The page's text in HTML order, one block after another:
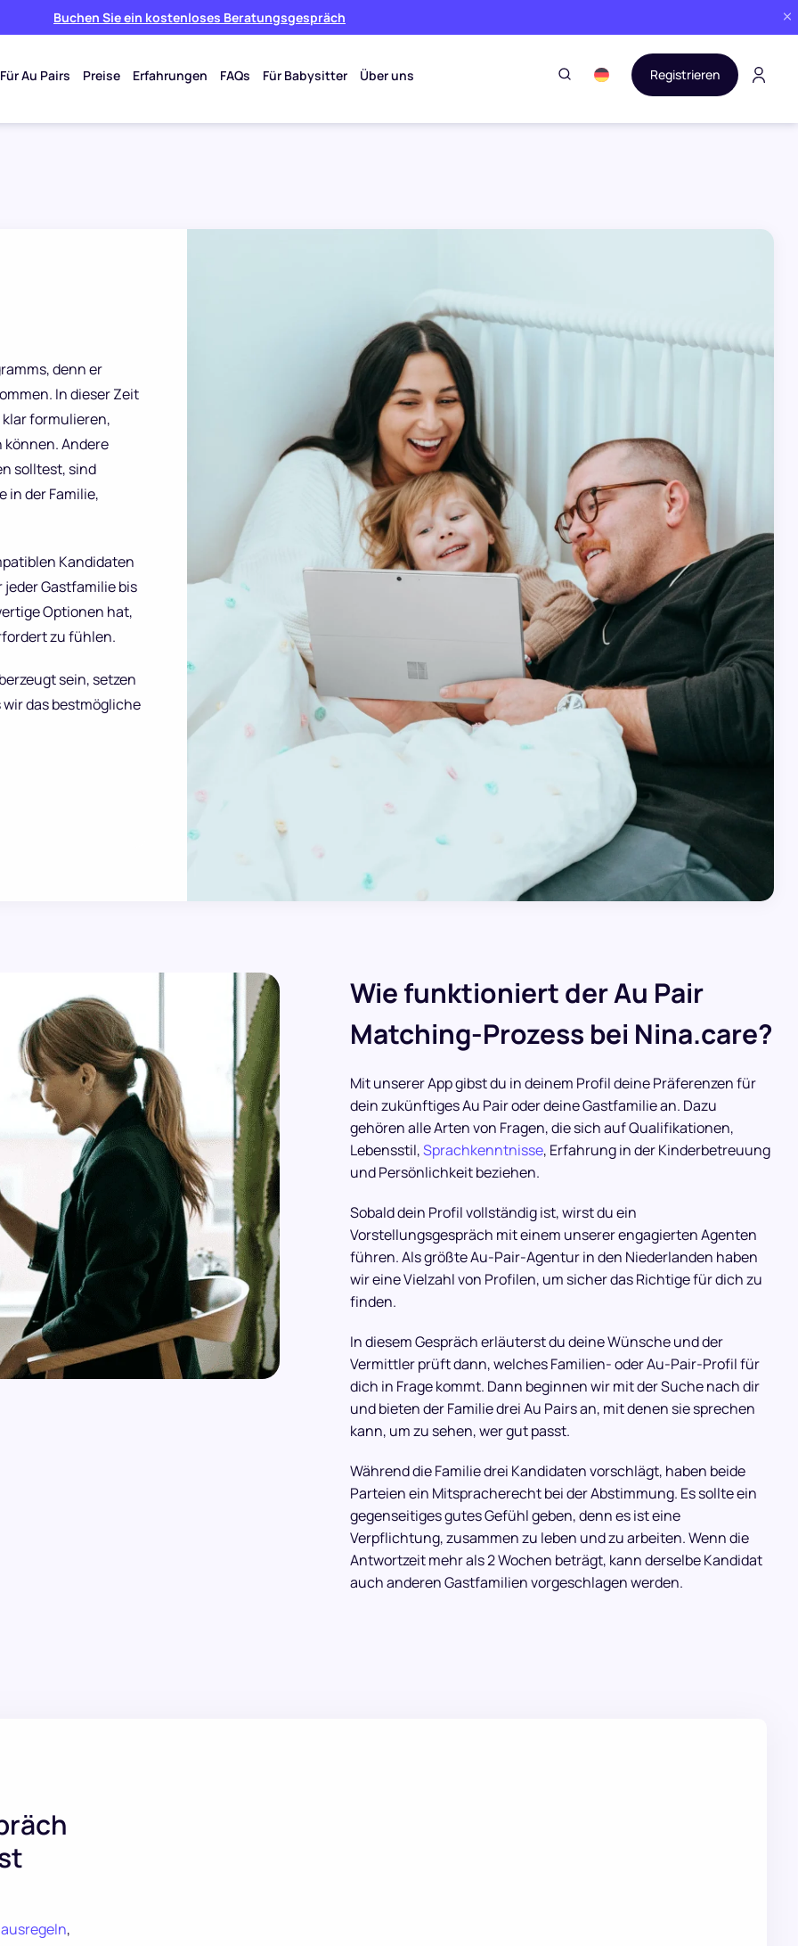
Buchen Sie ein kostenloses Beratungsgespräch
Für Au Pairs Preise Erfahrungen FAQs Für Babysitter Über uns Registrieren
denn er
In dieser Zeit
formulieren,
Andere
solltest, sind
in der Familie,
Kandidaten
jeder Gastfamilie bis
Optionen hat,
zu fühlen.
sein, setzen
das bestmögliche
Wie funktioniert der Au Pair
Matching-Prozess bei Nina.care?
Mit unserer App gibst du in deinem Profil deine Präferenzen für
dein zukünftiges Au Pair oder deine Gastfamilie an. Dazu
gehören alle Arten von Fragen, die sich auf Qualifikationen,
Lebensstil,Sprachkenntnisse, Erfahrung in der Kinderbetreuung
und Persönlichkeit beziehen.
Sobald dein Profil vollständig ist, wirst du ein
Vorstellungsgespräch mit einem unserer engagierten Agenten
führen. Als größte Au-Pair-Agentur in den Niederlanden haben
wir eine Vielzahl von Profilen, um sicher das Richtige für dich zu
finden.
In diesem Gespräch erläuterst du deine Wünsche und der
Vermittler prüft dann, welches Familien- oder Au-Pair-Profil für
dich in Frage kommt. Dann beginnen wir mit der Suche nach dir
und bieten der Familie drei Au Pairs an, mit denen sie sprechen
kann, um zu sehen, wer gut passt.
Während die Familie drei Kandidaten vorschlägt, haben beide
Parteien ein Mitspracherecht bei der Abstimmung. Es sollte ein
gegenseitiges gutes Gefühl geben, denn es ist eine
Verpflichtung, zusammen zu leben und zu arbeiten. Wenn die
Antwortzeit mehr als 2 Wochen beträgt, kann derselbe Kandidat
auch anderen Gastfamilien vorgeschlagen werden.
,